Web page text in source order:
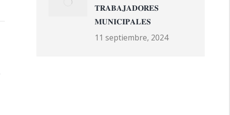
𝐓𝐑𝐀𝐁𝐀𝐉𝐀𝐃𝐎𝐑𝐄𝐒
𝐌𝐔𝐍𝐈𝐂𝐈𝐏𝐀𝐋𝐄𝐒
11 septiembre, 2024